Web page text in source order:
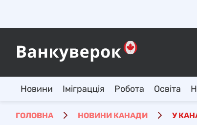
Новини Іміграцція Робота Освіта
ГОЛОВНА НОВИНИ КАНАДИ У